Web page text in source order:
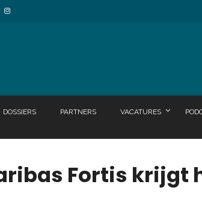
DOSSIERS PARTNERS VACATURES
Fortis krijgt